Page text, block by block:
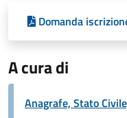
Domanda
A cura di
Anagrafe, Stato